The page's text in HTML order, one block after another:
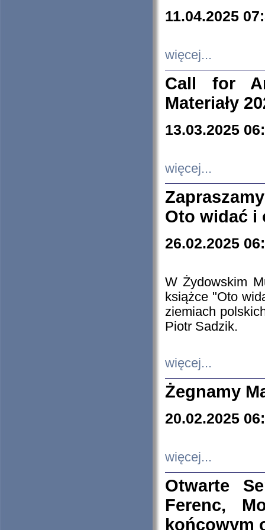
11.04.2025
więcej...
Call for
Materiały
13.03.2025
więcej...
Oto widać i
26.02.2025
W Żydowskim
książce "Oto
ziemiach
Piotr Sadzik.
więcej...
Żegnamy
20.02.2025
więcej...
Otwarte
Ferenc,
końcowym